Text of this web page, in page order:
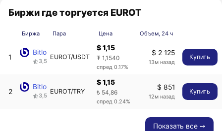
Биржи где торгуется EUROT
Биржа Пара Цена Объем, 24 ч
1
Bitlo
3,5
EUROT/USDT
$ 1,15
₮ 1,1540
спред 0.17%
$ 2 125
13м назад
Купить
2
Bitlo
3,5
EUROT/TRY
$ 1,15
₺ 54,86
спред 0.24%
$ 851
12м назад
Купить
Показать все ➙